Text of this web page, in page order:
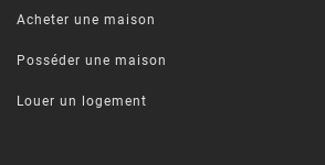
Acheter une maison
Posséder une maison
Louer un logement